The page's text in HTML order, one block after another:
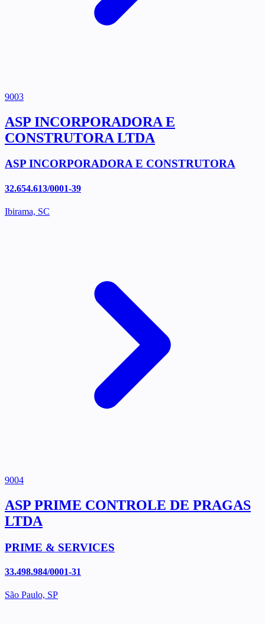
9003
ASP INCORPORADORA E
CONSTRUTORA LTDA
ASP INCORPORADORA E CONSTRUTORA
32.654.613/0001-39
Ibirama, SC
9004
ASP PRIME CONTROLE DE PRAGAS
LTDA
PRIME & SERVICES
33.498.984/0001-31
São Paulo, SP